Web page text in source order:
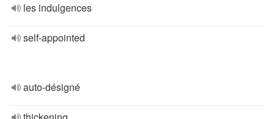
les indulgences
self-appointed
auto-désigné